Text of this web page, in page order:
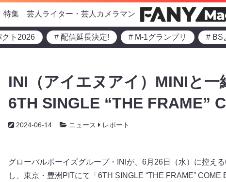
特集 芸人ライター・芸人カメラマン
クト2026 # 配信延長決定! # M-1グランプリ # BS
INI（アイエヌアイ）MINIと
6TH SINGLE “THE FRAME”
2024-06-14 ニュース レポート
グローバルボーイズグループ・INIが、6月26日（水）に控え
し、東京・豊洲PITにて「6TH SINGLE “THE FRAME” COME